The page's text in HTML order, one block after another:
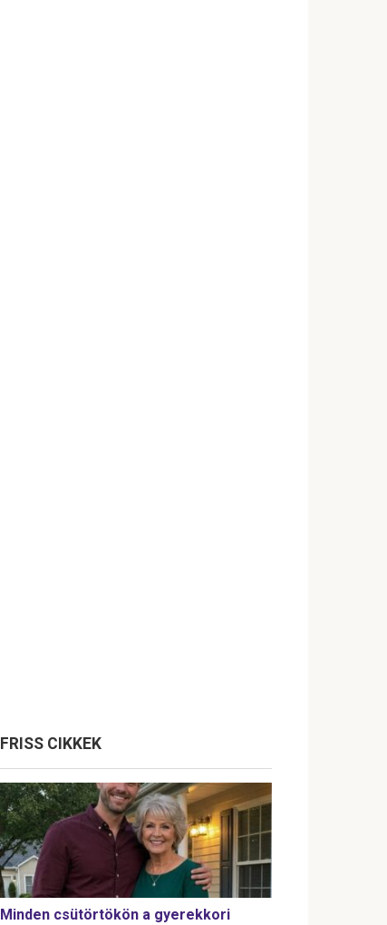
FRISS CIKKEK
Minden csütörtökön a gyerekkori